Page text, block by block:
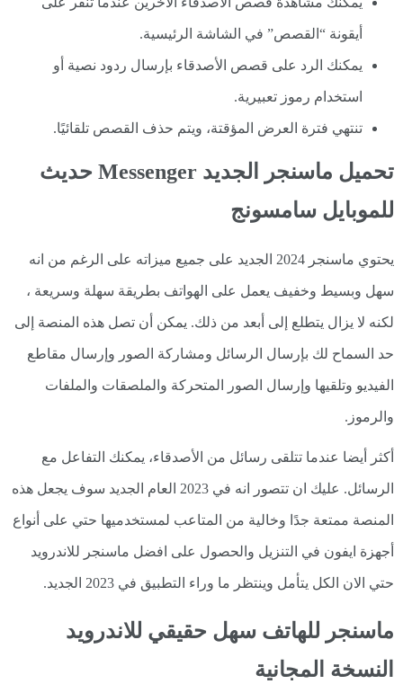
أيقونة “القصص” في الشاشة الرئيسية.
يمكنك الرد على قصص الأصدقاء بإرسال ردود نصية أو
استخدام رموز تعبيرية.
تنتهي فترة العرض المؤقتة، ويتم حذف القصص تلقائيًا.
تحميل ماسنجر الجديد Messenger حديث
للموبايل سامسونج
يحتوي ماسنجر 2024 الجديد على جميع ميزاته على الرغم من انه
سهل وبسيط وخفيف يعمل على الهواتف بطريقة سهلة وسريعة ،
لكنه لا يزال يتطلع إلى أبعد من ذلك. يمكن أن تصل هذه المنصة إلى
حد السماح لك بإرسال الرسائل ومشاركة الصور وإرسال مقاطع
الفيديو وتلقيها وإرسال الصور المتحركة والملصقات والملفات
والرموز.
أكثر أيضا عندما تتلقى رسائل من الأصدقاء، يمكنك التفاعل مع
الرسائل. عليك ان تتصور انه في 2023 العام الجديد سوف يجعل هذه
المنصة ممتعة جدًا وخالية من المتاعب لمستخدميها حتي على أنواع
أجهزة ايفون في التنزيل والحصول على افضل ماسنجر للاندرويد
حتي الان الكل يتأمل وينتظر ما وراء التطبيق في 2023 الجديد.
ماسنجر للهاتف سهل حقيقي للاندرويد
النسخة المجانية